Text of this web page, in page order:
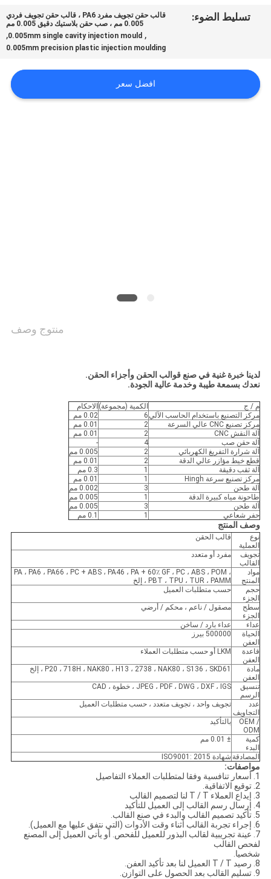
أخبار
اقتباس
تسليط الضوء:
قالب حقن تجويف مفرد PA6 ، قالب حقن تجويف فردي
0.005 مم ، صب حقن بلاستيك دقيق 0.005 مم
,
0.005mm single cavity injection mould
,
0.005mm precision plastic injection moulding
افضل سعر
منتوج وصف
لدينا خبرة غنية في صنع قوالب الحقن وأجزاء الحقن.
نعدك بسمعة طيبة وخدمة عالية الجودة.
م / ج الكمية (مجموعة) الاحكام
مركز التصنيع باستخدام الحاسب الآلي6
0.02 مم
مركز تصنيع CNC عالي السرعة
2
0.01 مم
آلة النقش CNC
2
0.01 مم
آلة حقن صب
4
-
آلة شرارة التفريغ الكهربائي
2
0.005 مم
قطع خيط مؤازر عالي الدقة
2
0.01 مم
آلة ثقب دقيقة
1
0.3 مم
مركز تصنيع سرعة Hingh
1
0.01 مم
آلة طحن
3
0.002 مم
طاحونة مياه كبيرة الدقة
1
0.005 مم
آلة طحن
3
0.005 مم
حفر شعاعي
1 0.1 مم
وصف المنتج
نوع
العملية
قالب الحقن
تجويف
القالب
مفرد أو متعدد
مواد
المنتج
PA ، PA6 ، PA66 ، PC + ABS ، PA46 ، PA + 60٪ GF ، PC ، ABS ، POM ،
PBT ، TPU ، TUR ، PAMM ، إلخ
حجم
الجزء
حسب متطلبات العميل
سطح
الجزء
مصقول / ناعم ، محكم / أرضي
عداء
عداء بارد / ساخن
الحياة
العفن
500000 بيرز
قاعدة
العفن
LKM أو حسب متطلبات العملاء
مادة
العفن
P20 ، 718H ، NAK80 ، H13 ، 2738 ، NAK80 ، S136 ، SKD61 ، إلخ
تنسيق
الرسم
JPEG ، PDF ، DWG ، DXF ، IGS ، خطوة ، CAD
عدد
التجاويف
تجويف واحد ، تجويف متعدد ، حسب متطلبات العميل
OEM /
ODM
بالتأكيد
كمية
البدء
± 0.01 مم
المصادقة شهادة ISO9001: 2015
مواصفات:
1. أسعار تنافسية وفقا لمتطلبات العملاء التفاصيل
2. توقيع الاتفاقية.
3. إيداع العملاء T / T لنا لتصميم القالب
4. إرسال رسم القالب إلى العميل للتأكيد
5. تأكيد تصميم القالب والبدء في صنع القالب.
6. إجراء تجربة القالب أثناء وقت الأدوات (التي نتفق عليها مع العميل).
7. عينة تجريبية لقالب البذور للعميل للفحص. أو يأتي العميل إلى المصنع
لفحص القالب
شخصيا.
8. رصيد T / T العميل لنا بعد تأكيد العفن.
9. تسليم القالب بعد الحصول على التوازن.